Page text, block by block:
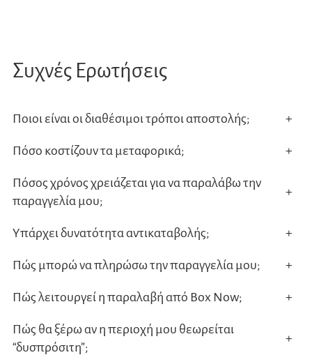
Συχνές Ερωτήσεις
Ποιοι είναι οι διαθέσιμοι τρόποι αποστολής; +
Πόσο κοστίζουν τα μεταφορικά; +
Πόσος χρόνος χρειάζεται για να παραλάβω την
παραγγελία μου;
+
Υπάρχει δυνατότητα αντικαταβολής; +
Πώς μπορώ να πληρώσω την παραγγελία μου; +
Πώς λειτουργεί η παραλαβή από Box Now; +
Πώς θα ξέρω αν η περιοχή μου θεωρείται
“δυσπρόσιτη”;
+